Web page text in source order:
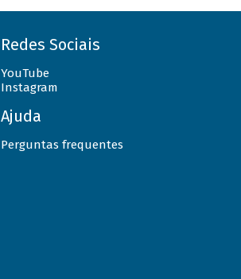
Redes Sociais
YouTube
Instagram
Ajuda
Perguntas frequentes